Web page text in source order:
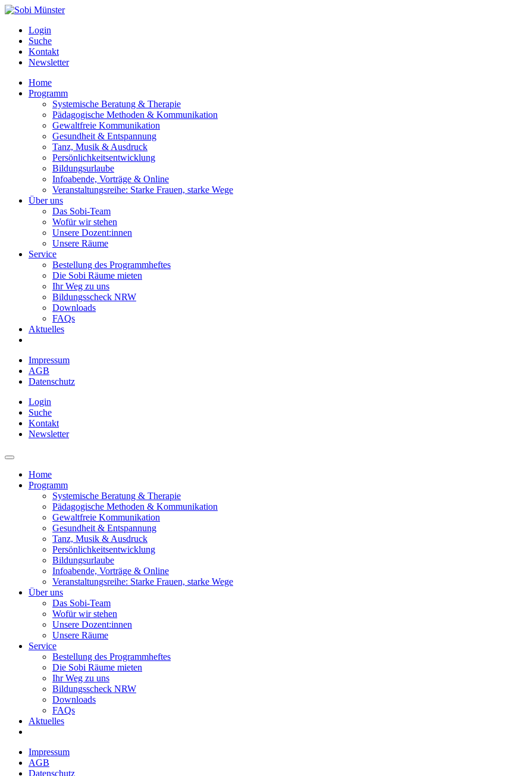
Login
Suche
Kontakt
Newsletter
Home
Programm
Systemische Beratung & Therapie
Pädagogische Methoden & Kommunikation
Gewaltfreie Kommunikation
Gesundheit & Entspannung
Tanz, Musik & Ausdruck
Persönlichkeitsentwicklung
Bildungsurlaube
Infoabende, Vorträge & Online
Veranstaltungsreihe: Starke Frauen, starke Wege
Über uns
Das Sobi-Team
Wofür wir stehen
Unsere Dozent:innen
Unsere Räume
Service
Bestellung des Programmheftes
Die Sobi Räume mieten
Ihr Weg zu uns
Bildungsscheck NRW
Downloads
FAQs
Aktuelles
Impressum
AGB
Datenschutz
Login
Suche
Kontakt
Newsletter
Home
Programm
Systemische Beratung & Therapie
Pädagogische Methoden & Kommunikation
Gewaltfreie Kommunikation
Gesundheit & Entspannung
Tanz, Musik & Ausdruck
Persönlichkeitsentwicklung
Bildungsurlaube
Infoabende, Vorträge & Online
Veranstaltungsreihe: Starke Frauen, starke Wege
Über uns
Das Sobi-Team
Wofür wir stehen
Unsere Dozent:innen
Unsere Räume
Service
Bestellung des Programmheftes
Die Sobi Räume mieten
Ihr Weg zu uns
Bildungsscheck NRW
Downloads
FAQs
Aktuelles
Impressum
AGB
Datenschutz